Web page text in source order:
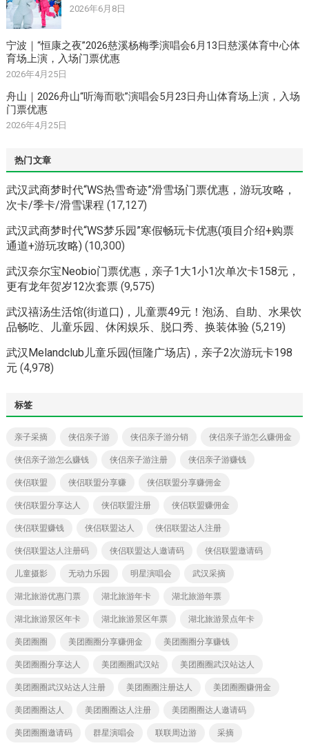
2026年6月8日
宁波｜“恒康之夜”2026慈溪杨梅季演唱会6月13日慈溪体育中心体
育场上演，入场门票优惠
2026年4月25日
舟山｜2026舟山“听海而歌”演唱会5月23日舟山体育场上演，入场
门票优惠
2026年4月25日
热门文章
武汉武商梦时代“WS热雪奇迹”滑雪场门票优惠，游玩攻略，
次卡/季卡/滑雪课程 (17,127)
武汉武商梦时代“WS梦乐园”寒假畅玩卡优惠(项目介绍+购票
通道+游玩攻略) (10,300)
武汉奈尔宝Neobio门票优惠，亲子1大1小1次单次卡158元，
更有龙年贺岁12次套票 (9,575)
武汉禧汤生活馆(街道口)，儿童票49元！泡汤、自助、水果饮
品畅吃、儿童乐园、休闲娱乐、脱口秀、换装体验 (5,219)
武汉Melandclub儿童乐园(恒隆广场店)，亲子2次游玩卡198
元 (4,978)
标签
亲子采摘 侠侣亲子游 侠侣亲子游分销 侠侣亲子游怎么赚佣金
侠侣亲子游怎么赚钱 侠侣亲子游注册 侠侣亲子游赚钱
侠侣联盟 侠侣联盟分享赚 侠侣联盟分享赚佣金
侠侣联盟分享达人 侠侣联盟注册 侠侣联盟赚佣金
侠侣联盟赚钱 侠侣联盟达人 侠侣联盟达人注册
侠侣联盟达人注册码 侠侣联盟达人邀请码 侠侣联盟邀请码
儿童摄影 无动力乐园 明星演唱会 武汉采摘
湖北旅游优惠门票 湖北旅游年卡 湖北旅游年票
湖北旅游景区年卡 湖北旅游景区年票 湖北旅游景点年卡
美团圈圈 美团圈圈分享赚佣金 美团圈圈分享赚钱
美团圈圈分享达人 美团圈圈武汉站 美团圈圈武汉站达人
美团圈圈武汉站达人注册 美团圈圈注册达人 美团圈圈赚佣金
美团圈圈达人 美团圈圈达人注册 美团圈圈达人邀请码
美团圈圈邀请码 群星演唱会 联联周边游 采摘